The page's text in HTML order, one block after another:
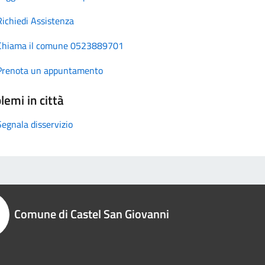
Assistenza
il comune 0523889701
un appuntamento
in città
disservizio
Comune di Castel San Giovanni